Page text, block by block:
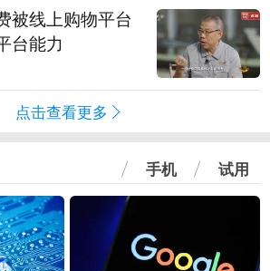
被线上购物平台
台能力
点击查看更多
手机 试用